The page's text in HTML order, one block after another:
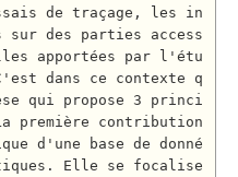
de traçage, les in
des parties access
apportées par l'étu
dans ce contexte q
qui propose 3 princi
première contribution
d'une base de donné
Elle se focalise